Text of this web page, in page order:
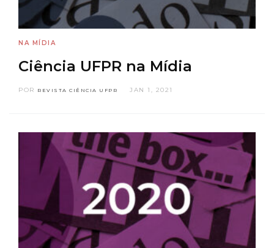
NA MÍDIA
Ciência UFPR na Mídia
POR REVISTA CIÊNCIA UFPR JAN 1, 2021